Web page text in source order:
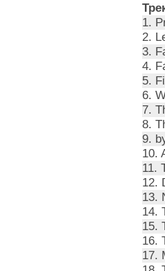
1.
2.
3.
4.
5.
6.
7.
8.
9.
10.
11.
12.
13.
14.
15.
16.
17.